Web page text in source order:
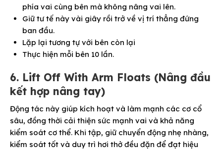
phía vai cùng bên mà không nâng vai lên.
Giữ tư tế này vài giây rồi trở về vị trí thẳng đứng
ban đầu.
Lặp lại tương tự với bên còn lại
Thực hiện mỗi bên 10 lần.
6. Lift Off With Arm Floats (Nâng đầu
kết hợp nâng tay)
Động tác này giúp kích hoạt và làm mạnh các cơ cổ
sâu, đồng thời cải thiện sức mạnh vai và khả năng
kiểm soát cơ thể. Khi tập, giữ chuyển động nhẹ nhàng,
kiểm soát tốt và duy trì hơi thở đều đặn để đạt hiệu